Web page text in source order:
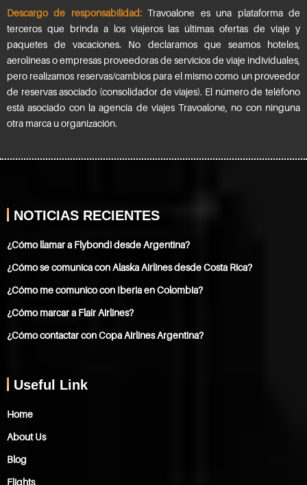
Descargo de responsabilidad:Travoalone es una plataforma de
terceros que brinda a los viajeros las últimas ofertas de viaje y
paquetes de vacaciones. No declaramos que seamos hoteles,
aerolíneas o empresas proveedoras de servicios de viaje individuales,
pero realizamos reservas/cambios para el mismo como un proveedor
de reservas asociado (consolidador de viajes). El número de teléfono
está asociado con la agencia de viajes Travoalone, no con ninguna
otra marca u organización.
NOTICIAS RECIENTES
¿Cómo llamar a Flybondi desde Argentina?
¿Cómo se comunica con Alaska Airlines desde Costa Rica?
¿Cómo me comunico con Iberia en Colombia?
¿Cómo marcar a Flair Airlines?
¿Cómo contactar con Copa Airlines Argentina?
Useful Link
Home
About Us
Blog
Flights